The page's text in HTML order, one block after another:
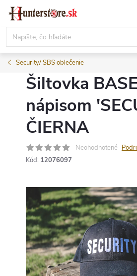
Prejsť
obsah
Security/ SBS oblečenie
Šiltovka
nápisom
ČIERNA
Neohodnotené
Kód: 12076097